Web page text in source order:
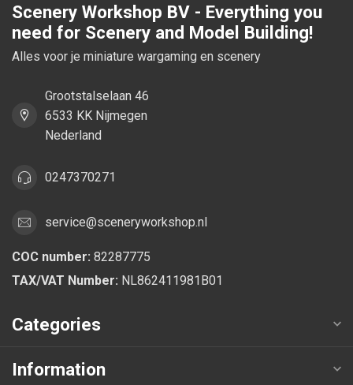
Scenery Workshop BV - Everything you
need for Scenery and Model Building!
Alles voor je miniature wargaming en scenery
Grootstalselaan 46
6533 KK Nijmegen
Nederland
0247370271
service@sceneryworkshop.nl
COC number: 82287775
TAX/VAT Number: NL862411981B01
Categories
Information